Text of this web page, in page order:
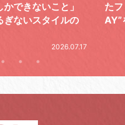
できないこと」
ぎないスタイルの
2026.07.17
た
AY”